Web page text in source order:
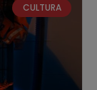
CULTURA